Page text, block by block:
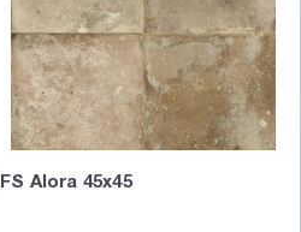
FS Alora 45x45